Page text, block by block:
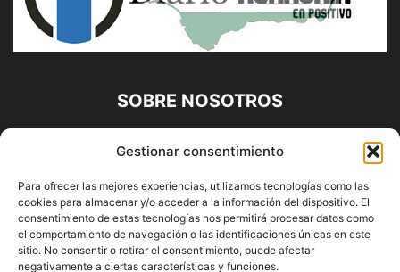
Gestionar consentimiento
Para ofrecer las mejores experiencias, utilizamos tecnologías como las
cookies para almacenar y/o acceder a la información del dispositivo. El
consentimiento de estas tecnologías nos permitirá procesar datos como
el comportamiento de navegación o las identificaciones únicas en este
sitio. No consentir o retirar el consentimiento, puede afectar
negativamente a ciertas características y funciones.
SOBRE NOSOTROS
Diario Alhaurín (www.alhaurindelatorre.com) Propiedad de
Francisco E. López López | 639 95 71 95 | Noticias de
Alhaurín de la Torre, Málaga y Provincia|
Contáctanos:info@alhaurindelatorre.com
SÍGUENOS